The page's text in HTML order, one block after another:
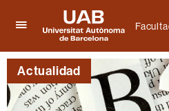
aquí
para
desplegar
el
menú
Universitat
Autònoma
de
Barcelona
Actualidad